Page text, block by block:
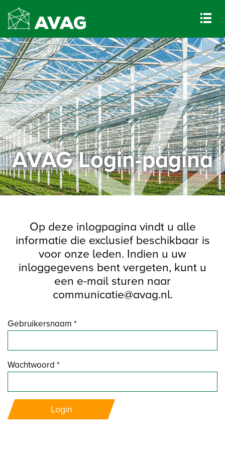
AVAG Login-pagina
Op deze inlogpagina vindt u alle
informatie die exclusief beschikbaar is
voor onze leden. Indien u uw
inloggegevens bent vergeten, kunt u
een e-mail sturen naar
communicatie@avag.nl.
Gebruikersnaam *
Wachtwoord *
Login